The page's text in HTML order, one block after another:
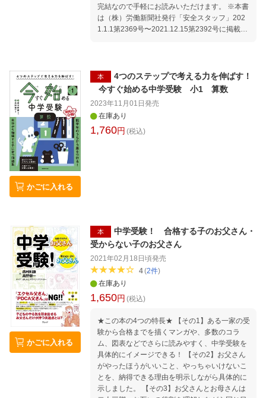
完結なので手軽にお読みいただけます。 ※本書
は（株）労働新聞社発行「安全スタッフ」202
1.1.1第2369号〜2021.12.15第2392号に掲載し
操は体のスイッチ 第29回 何かと忙しい年度末
第30回 積極的に「見える化」 第31回 仕事には
回 熱中症に罹りやすい人 第34回 42ボルトは死
にボルト 第35回 クイズで高める安全意識 第36
回 家族招いて職場見学会 第37回 スズメバチが
かごに入れる
本
4つのステップで考える力を伸ばす！
今すぐ始める中学受験 小1 算数
2023年11月01日 発売
在庫あり
1,760円 (税込)
かごに入れる
本
中学受験！ 合格する子のお父さん・
受からない子のお父さん
2021年02月18日頃発売
4(2件)
在庫あり
1,650円 (税込)
★この本の4つの特長★ 【その1】ある一家の受
験から合格までを描くマンガや、多数のコラ
ム、図表などでさらに読みやすく、中学受験を
具体的にイメージできる！ 【その2】お父さん
がやったほうがいいこと、やっちゃいけないこ
とを、納得できる理由を明示しながら具体的に
示しました。 【その3】お父さんとお母さんは